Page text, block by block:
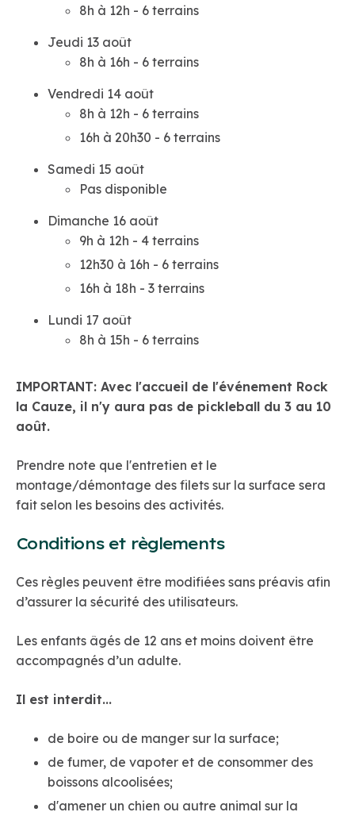
8h à 12h - 6 terrains
Jeudi 13 août
8h à 16h - 6 terrains
Vendredi 14 août
8h à 12h - 6 terrains
16h à 20h30 - 6 terrains
Samedi 15 août
Pas disponible
Dimanche 16 août
9h à 12h - 4 terrains
12h30 à 16h - 6 terrains
16h à 18h - 3 terrains
Lundi 17 août
8h à 15h - 6 terrains
IMPORTANT: Avec l'accueil de l'événement Rock
la Cauze, il n'y aura pas de pickleball du 3 au 10
août.
Prendre note que l'entretien et le
montage/démontage des filets sur la surface sera
fait selon les besoins des activités.
Conditions et règlements
Ces règles peuvent être modifiées sans préavis afin
d’assurer la sécurité des utilisateurs.
Les enfants âgés de 12 ans et moins doivent être
accompagnés d’un adulte.
Il est interdit...
de boire ou de manger sur la surface;
de fumer, de vapoter et de consommer des
boissons alcoolisées;
d'amener un chien ou autre animal sur la